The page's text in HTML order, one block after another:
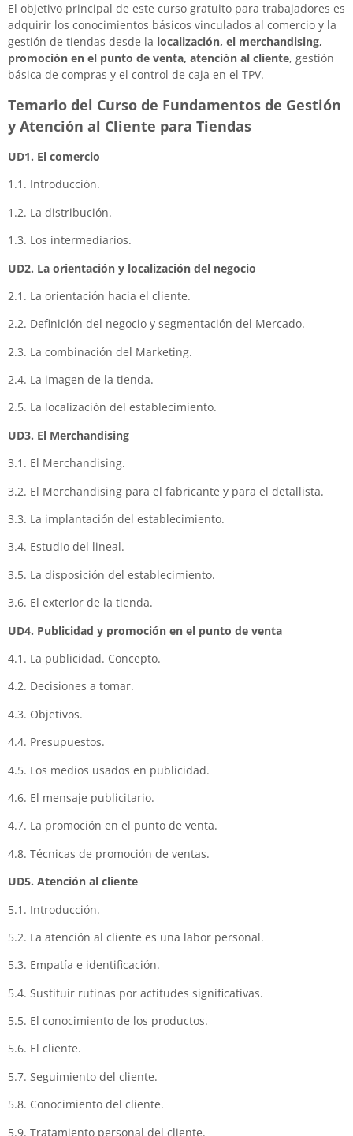
El objetivo principal de este curso gratuito para trabajadores es
adquirir los conocimientos básicos vinculados al comercio y la
gestión de tiendas desde la localización, el merchandising,
promoción en el punto de venta, atención al cliente, gestión
básica de compras y el control de caja en el TPV.
Temario del Curso de Fundamentos de Gestión
y Atención al Cliente para Tiendas
UD1. El comercio
1.1. Introducción.
1.2. La distribución.
1.3. Los intermediarios.
UD2. La orientación y localización del negocio
2.1. La orientación hacia el cliente.
2.2. Definición del negocio y segmentación del Mercado.
2.3. La combinación del Marketing.
2.4. La imagen de la tienda.
2.5. La localización del establecimiento.
UD3. El Merchandising
3.1. El Merchandising.
3.2. El Merchandising para el fabricante y para el detallista.
3.3. La implantación del establecimiento.
3.4. Estudio del lineal.
3.5. La disposición del establecimiento.
3.6. El exterior de la tienda.
UD4. Publicidad y promoción en el punto de venta
4.1. La publicidad. Concepto.
4.2. Decisiones a tomar.
4.3. Objetivos.
4.4. Presupuestos.
4.5. Los medios usados en publicidad.
4.6. El mensaje publicitario.
4.7. La promoción en el punto de venta.
4.8. Técnicas de promoción de ventas.
UD5. Atención al cliente
5.1. Introducción.
5.2. La atención al cliente es una labor personal.
5.3. Empatía e identificación.
5.4. Sustituir rutinas por actitudes significativas.
5.5. El conocimiento de los productos.
5.6. El cliente.
5.7. Seguimiento del cliente.
5.8. Conocimiento del cliente.
5.9. Tratamiento personal del cliente.